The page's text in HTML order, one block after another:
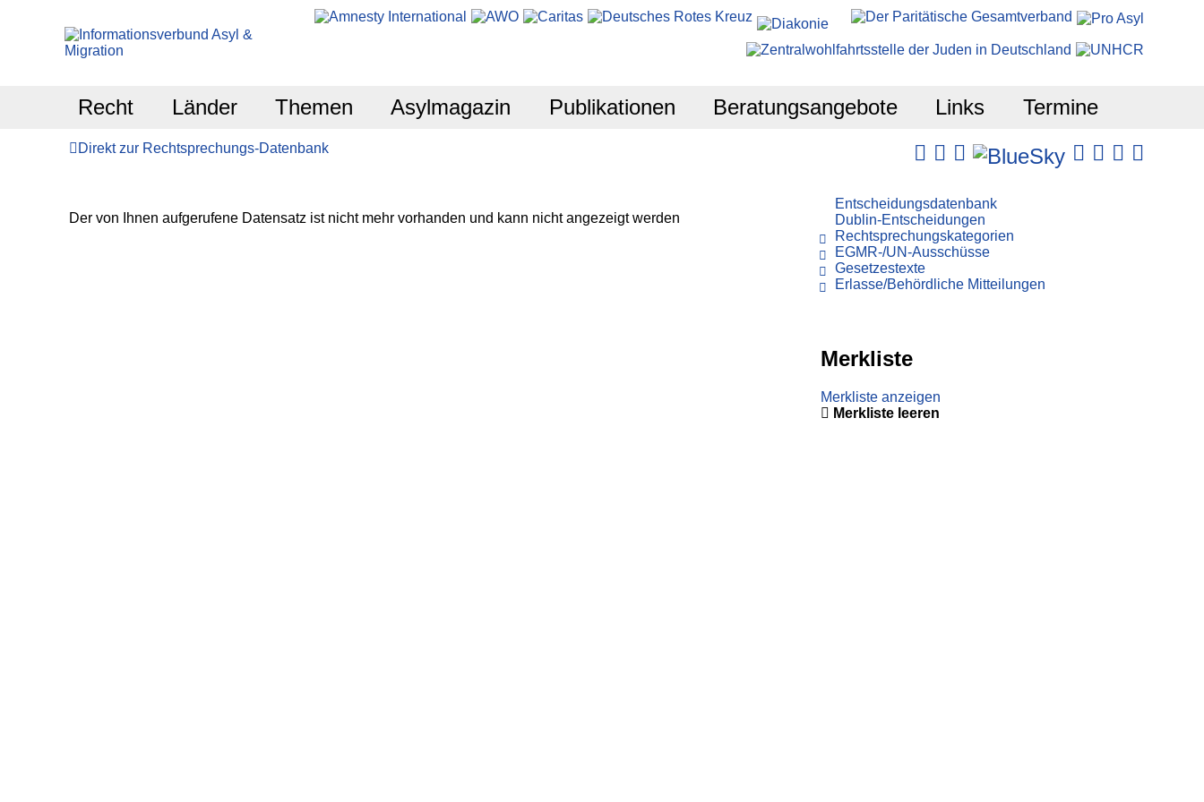
Recht Länder Themen Asylmagazin Publikationen Beratungsangebote Links Termine
Direkt zur Rechtsprechungs-Datenbank
Der von Ihnen aufgerufene Datensatz ist nicht mehr vorhanden und kann nicht angezeigt werden
Entscheidungsdatenbank
Dublin-Entscheidungen
Rechtsprechungskategorien
EGMR-/UN-Ausschüsse
Gesetzestexte
Erlasse/Behördliche Mitteilungen
Merkliste
Merkliste anzeigen
Merkliste leeren